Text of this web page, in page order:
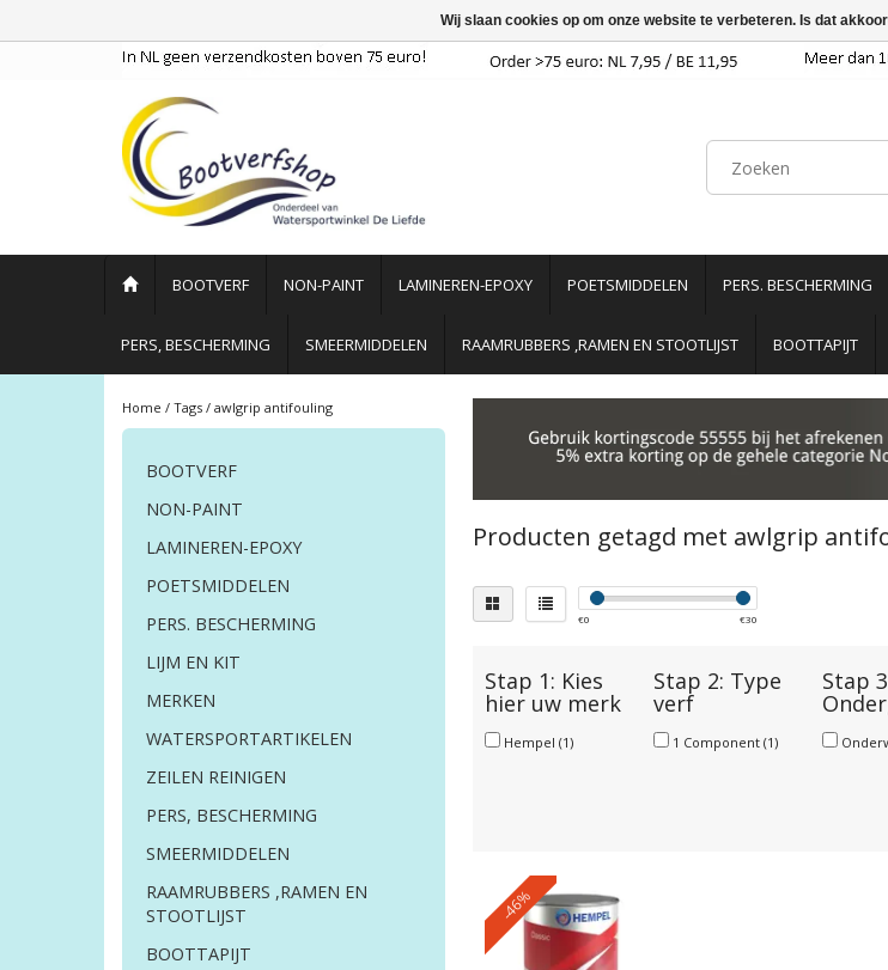
BOOTVERF NON-PAINT LAMINEREN-EPOXY POETSMIDDELEN PERS. BESCHERMING
PERS, BESCHERMING SMEERMIDDELEN RAAMRUBBERS ,RAMEN EN STOOTLIJST BOOTTAPIJT
Home / Tags / awlgrip antifouling
BOOTVERF
NON-PAINT
LAMINEREN-EPOXY
POETSMIDDELEN
PERS. BESCHERMING
LIJM EN KIT
MERKEN
WATERSPORTARTIKELEN
ZEILEN REINIGEN
PERS, BESCHERMING
SMEERMIDDELEN
RAAMRUBBERS ,RAMEN EN
STOOTLIJST
BOOTTAPIJT
Producten getagd met awlgrip
€0 €30
Stap 1: Kies
hier uw merk
Hempel (1)
Stap 2: Type
verf
1 Component (1)
Stap
-46%
Wij slaan cookies op om onze website te verbeteren. Is dat